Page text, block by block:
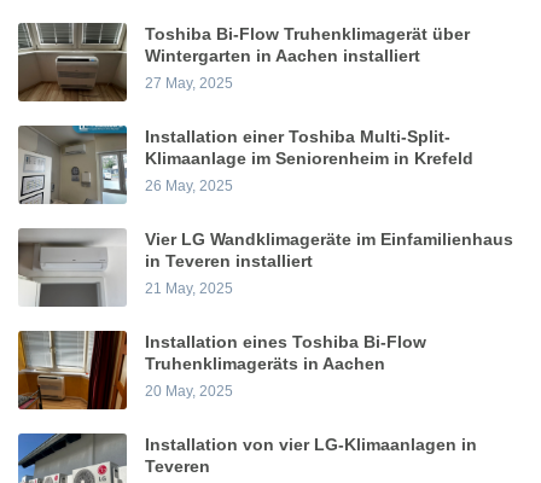
Toshiba Bi-Flow Truhenklimagerät über
Wintergarten in Aachen installiert
27 May, 2025
Installation einer Toshiba Multi-Split-
Klimaanlage im Seniorenheim in Krefeld
26 May, 2025
Vier LG Wandklimageräte im Einfamilienhaus
in Teveren installiert
21 May, 2025
Installation eines Toshiba Bi-Flow
Truhenklimageräts in Aachen
20 May, 2025
Installation von vier LG-Klimaanlagen in
Teveren